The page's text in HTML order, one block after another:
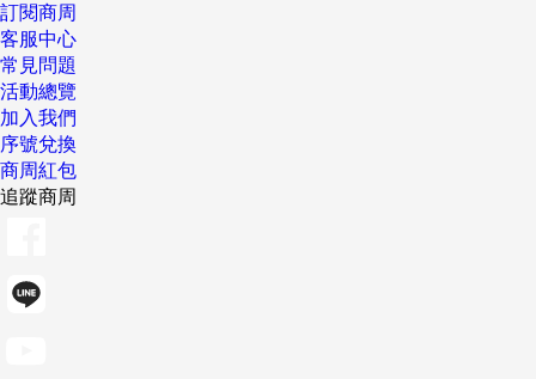
訂閱商周
客服中心
常見問題
活動總覽
加入我們
序號兌換
商周紅包
追蹤商周